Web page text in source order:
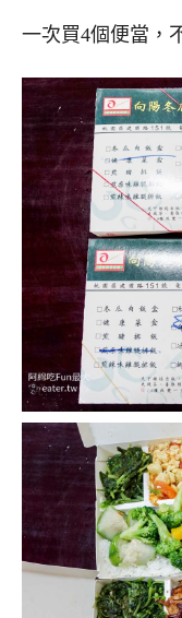
一次買4個便當，